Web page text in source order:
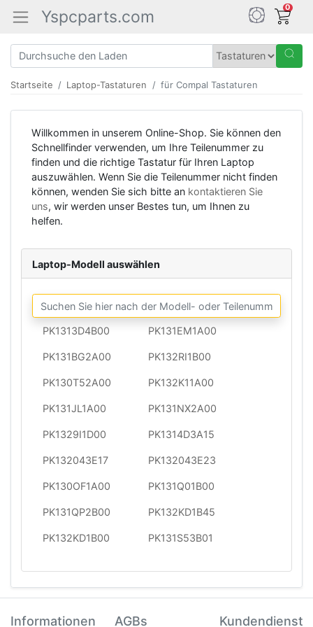
Yspcparts.com 0
Startseite Laptop-Tastaturen für Compal Tastaturen
Willkommen in unserem Online-Shop. Sie können den
Schnellfinder verwenden, um Ihre Teilenummer zu
finden und die richtige Tastatur für Ihren Laptop
auszuwählen. Wenn Sie die Teilenummer nicht finden
können, wenden Sie sich bitte an kontaktieren Sie
uns, wir werden unser Bestes tun, um Ihnen zu
helfen.
Laptop-Modell auswählen
PK1313D4B00 PK131EM1A00
PK131BG2A00 PK132RI1B00
PK130T52A00 PK132K11A00
PK131JL1A00 PK131NX2A00
PK1329I1D00 PK1314D3A15
PK132043E17 PK132043E23
PK130OF1A00 PK131Q01B00
PK131QP2B00 PK132KD1B45
PK132KD1B00 PK131S53B01
Informationen AGBs Kundendienst